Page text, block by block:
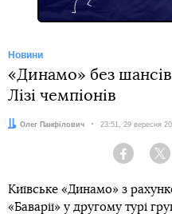
Новини
«Динамо» без шансів
Лізі чемпіонів
Автор:
Олег Панфілович Дата:
23:51, 29 вересня
Facebook
Київське «Динамо» з
«Баварії» у другому турі